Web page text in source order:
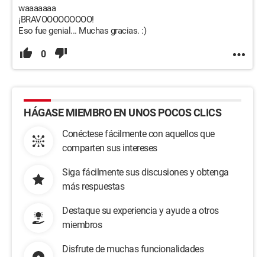
waaaaaaa
¡BRAVOOOOOOOOO!
Eso fue genial... Muchas gracias. :)
0
HÁGASE MIEMBRO EN UNOS POCOS CLICS
Conéctese fácilmente con aquellos que
comparten sus intereses
Siga fácilmente sus discusiones y obtenga
más respuestas
Destaque su experiencia y ayude a otros
miembros
Disfrute de muchas funcionalidades